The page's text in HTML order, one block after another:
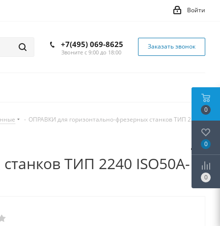
Войти
+7(495) 069-8625
Звоните с 9:00 до 18:00
Заказать звонок
- ОПРАВКИ для горизонтально-фрезерных станков ТИП 2240
ТИП 2240 ISO50A-
0
0
0